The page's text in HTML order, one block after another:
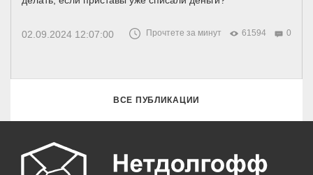
02.09.2024 12:07:00 Прочтете за минут 61594 0
ВСЕ ПУБЛИКАЦИИ